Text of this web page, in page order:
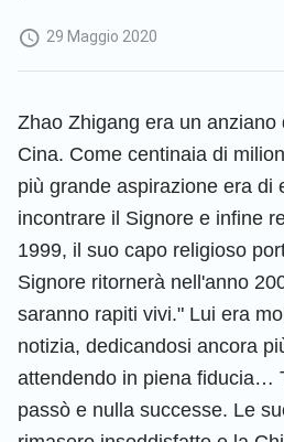
29 Maggio 2020
Zhao Zhigang era un anziano
Cina. Come centinaia di
più grande aspirazione era di
incontrare il Signore e infine
1999, il suo capo religioso
Signore ritornerà nell'anno
saranno rapiti vivi." Lui era
notizia, dedicandosi ancora
attendendo in piena fiducia…
passò e nulla successe. Le